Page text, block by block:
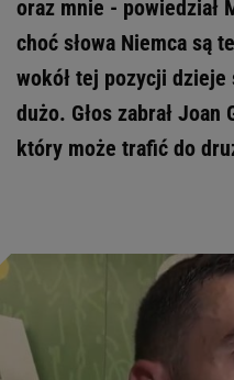
oraz mnie - powiedział
choć słowa Niemca są
wokół tej pozycji
dużo. Głos zabrał
który może trafić do